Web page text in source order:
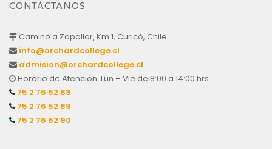
CONTÁCTANOS
Camino a Zapallar, Km 1, Curicó, Chile.
info@orchardcollege.cl
admision@orchardcollege.cl
Horario de Atención: Lun – Vie de 8:00 a 14:00 hrs.
75 2 76 52 88
75 2 76 52 89
75 2 76 52 90